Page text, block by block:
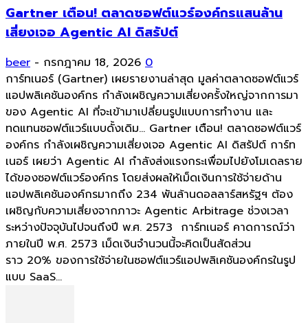
Gartner เตือน! ตลาดซอฟต์แวร์องค์กรแสนล้าน
เสี่ยงเจอ Agentic AI ดิสรัปต์
beer - กรกฎาคม 18, 2026 0
การ์ทเนอร์ (Gartner) เผยรายงานล่าสุด มูลค่าตลาดซอฟต์แวร์
แอปพลิเคชันองค์กร กำลังเผชิญความเสี่ยงครั้งใหญ่จากการมา
ของ Agentic AI ที่จะเข้ามาเปลี่ยนรูปแบบการทำงาน และ
ทดแทนซอฟต์แวร์แบบดั้งเดิม... Gartner เตือน! ตลาดซอฟต์แวร์
องค์กร กำลังเผชิญความเสี่ยงเจอ Agentic AI ดิสรัปต์ การ์ท
เนอร์ เผยว่า Agentic AI กำลังส่งแรงกระเพื่อมไปยังโมเดลราย
ได้ของซอฟต์แวร์องค์กร โดยส่งผลให้เม็ดเงินการใช้จ่ายด้าน
แอปพลิเคชันองค์กรมากถึง 234 พันล้านดอลลาร์สหรัฐฯ ต้อง
เผชิญกับความเสี่ยงจากภาวะ Agentic Arbitrage ช่วงเวลา
ระหว่างปัจจุบันไปจนถึงปี พ.ศ. 2573 การ์ทเนอร์ คาดการณ์ว่า
ภายในปี พ.ศ. 2573 เม็ดเงินจำนวนนี้จะคิดเป็นสัดส่วน
ราว 20% ของการใช้จ่ายในซอฟต์แวร์แอปพลิเคชันองค์กรในรูป
แบบ SaaS...